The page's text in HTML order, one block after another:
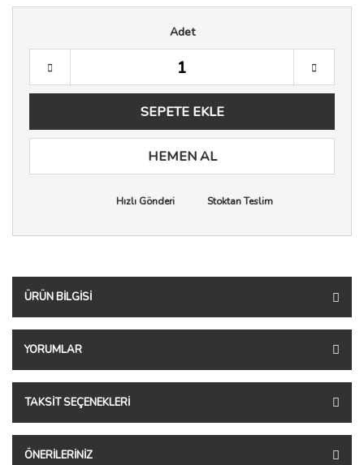
Adet
SEPETE EKLE
HEMEN AL
Hızlı Gönderi Stoktan Teslim
ÜRÜN BILGISI
YORUMLAR
TAKSIT SEÇENEKLERI
ÖNERILERINIZ